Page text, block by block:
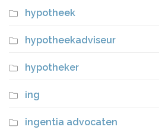
hypotheek
hypotheekadviseur
hypotheker
ing
ingentia advocaten